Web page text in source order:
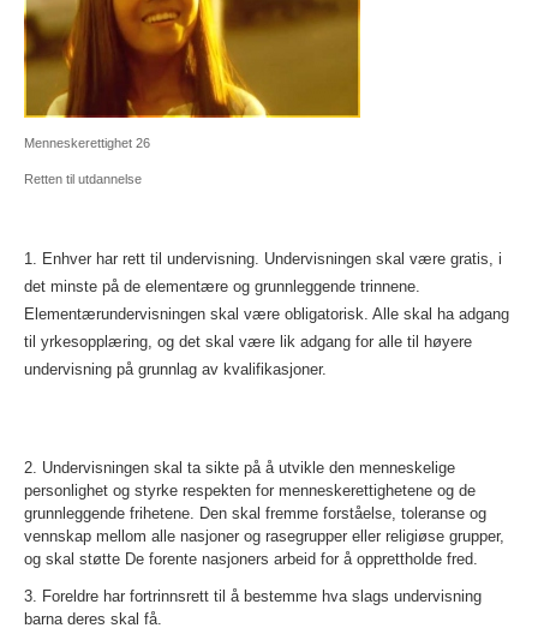
Menneskerettighet 26
Retten til utdannelse
1. Enhver har rett til undervisning. Undervisningen skal være gratis, i
det minste på de elementære og grunnleggende trinnene.
Elementærundervisningen skal være obligatorisk. Alle skal ha adgang
til yrkesopplæring, og det skal være lik adgang for alle til høyere
undervisning på grunnlag av kvalifikasjoner.
2. Undervisningen skal ta sikte på å utvikle den menneskelige
personlighet og styrke respekten for menneskerettighetene og de
grunnleggende frihetene. Den skal fremme forståelse, toleranse og
vennskap mellom alle nasjoner og rasegrupper eller religiøse grupper,
og skal støtte De forente nasjoners arbeid for å opprettholde fred.
3. Foreldre har fortrinnsrett til å bestemme hva slags undervisning
barna deres skal få.